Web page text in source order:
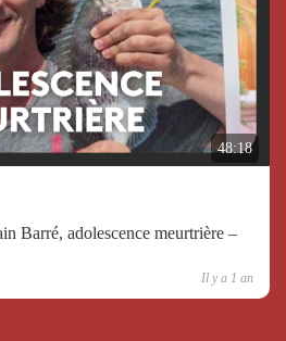
48:18
Barré, adolescence meurtrière –
Il y a 1 an